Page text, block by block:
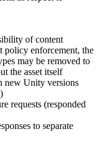
of content
policy enforcement, the
may be removed to
the asset itself
new Unity versions
requests (responded
to separate